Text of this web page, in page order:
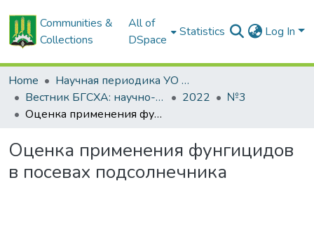
Communities &
Collections
All of
DSpace
Statistics Log In
Home
Научная периодика УО БГСХА
Вестник БГСХА: научно-методический журнал Белорусской государственной сельскохозяйственной академии
2022
№3
Оценка применения фунгицидов в посевах подсолнечника
Оценка применения фунгицидов
в посевах подсолнечника